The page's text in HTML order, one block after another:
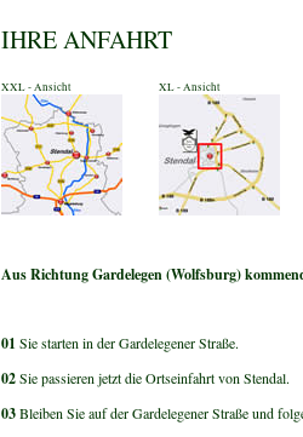
IHRE ANFAHRT
XXL - Ansicht XL - Ansicht
Aus Richtung Gardelegen (Wolfsburg)
01 Sie starten in der Gardelegener Straße.
02Sie passieren jetzt die Ortseinfahrt von Stendal.
03Bleiben Sie auf der Gardelegener Straße und